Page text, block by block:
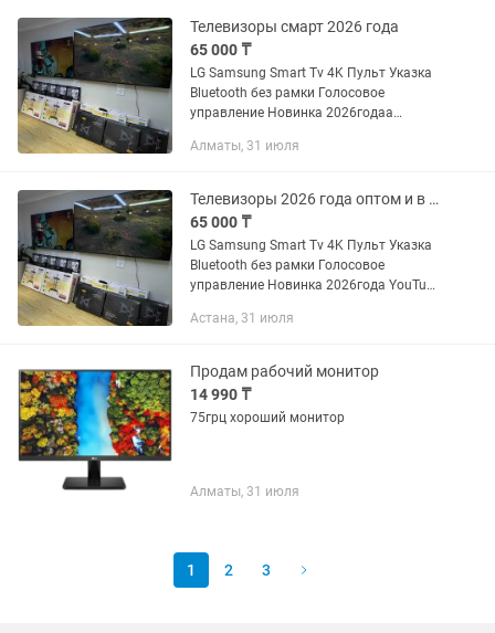
Телевизоры смарт 2026 года
65 000 ₸
LG Samsung Smart Tv 4K Пульт Указка
Bluetooth без рамки Голосовое
управление Новинка 2026годаа
-75000тг(81 см) 45 дюйм -110000тг(110
Алматы, 31 июля
Телевизоры 2026 года оптом и в розницу
65 000 ₸
LG Samsung Smart Tv 4K Пульт Указка
Bluetooth без рамки Голосовое
управление Новинка 2026года YouTube
дюйм -110000тг(110 см) 50 дюйм
Астана, 31 июля
Продам рабочий монитор
14 990 ₸
75грц хороший монитор
Алматы, 31 июля
1 2 3